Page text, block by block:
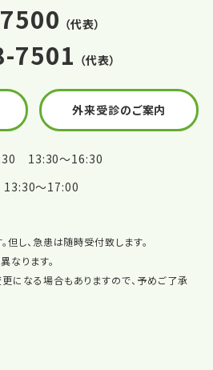
（代表）
7501 （代表）
外来受診のご案内
13:30〜16:30
〜17:00
但し、急患は随時受付致します。
ります。
になる場合もありますので、予めご了承